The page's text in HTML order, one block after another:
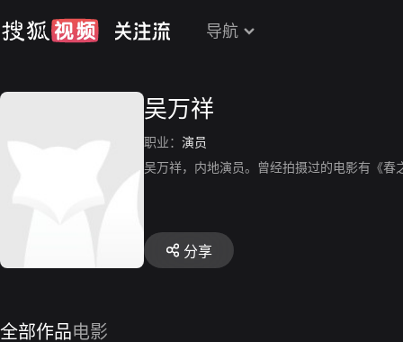
导航
吴万祥
职业： 演员
吴万祥，内地演员。曾经拍摄过的电影有《
分享
全部作品电影